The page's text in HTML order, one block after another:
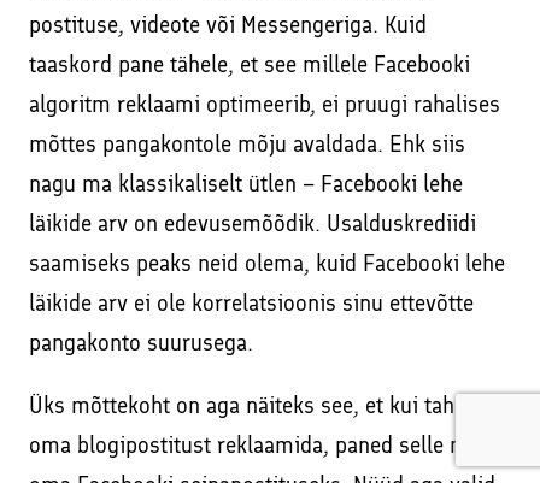
postituse, videote või Messengeriga. Kuid
taaskord pane tähele, et see millele Facebooki
algoritm reklaami optimeerib, ei pruugi rahalises
mõttes pangakontole mõju avaldada. Ehk siis
nagu ma klassikaliselt ütlen – Facebooki lehe
läikide arv on edevusemõõdik. Usalduskrediidi
saamiseks peaks neid olema, kuid Facebooki lehe
läikide arv ei ole korrelatsioonis sinu ettevõtte
pangakonto suurusega.
Üks mõttekoht on aga näiteks see, et kui tahad
oma blogipostitust reklaamida, paned selle nt